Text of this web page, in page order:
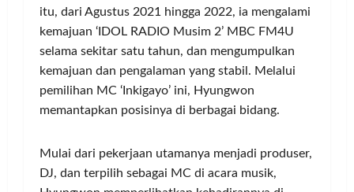
itu, dari Agustus 2021 hingga 2022, ia mengalami
kemajuan ‘IDOL RADIO Musim 2’ MBC FM4U
selama sekitar satu tahun, dan mengumpulkan
kemajuan dan pengalaman yang stabil. Melalui
pemilihan MC ‘Inkigayo’ ini, Hyungwon
memantapkan posisinya di berbagai bidang.
Mulai dari pekerjaan utamanya menjadi produser,
DJ, dan terpilih sebagai MC di acara musik,